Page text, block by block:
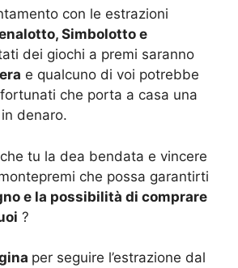
con le estrazioni
Simbolotto e
dei giochi a premi saranno
e qualcuno di voi potrebbe
che porta a casa una
denaro.
tu la dea bendata e vincere
che possa garantirti
e la possibilità di comprare
?
per seguire l’estrazione dal